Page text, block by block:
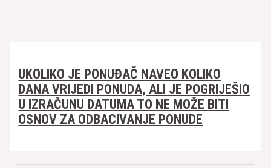
UKOLIKO JE PONUĐAČ NAVEO KOLIKO
DANA VRIJEDI PONUDA, ALI JE POGRIJEŠIO
U IZRAČUNU DATUMA TO NE MOŽE BITI
OSNOV ZA ODBACIVANJE PONUDE